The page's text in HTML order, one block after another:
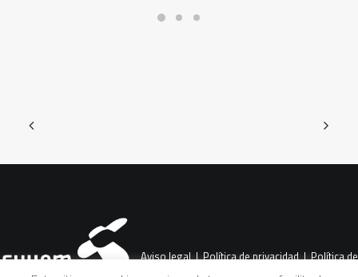
Aviso legal|Política de privacidad|Política de